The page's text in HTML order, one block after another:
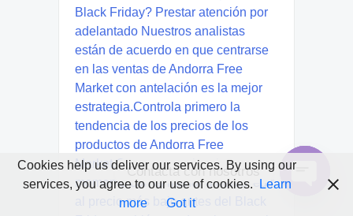
Cookies help us deliver our services. By using our
services, you agree to our use of cookies.
Learn
more
Got it
Contacta con nosotros